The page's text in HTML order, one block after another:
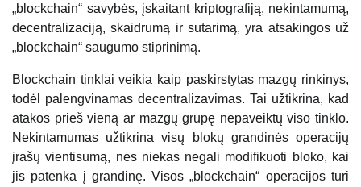
„blockchain“ savybės, įskaitant kriptografiją, nekintamumą,
decentralizaciją, skaidrumą ir sutarimą, yra atsakingos už
„blockchain“ saugumo stiprinimą.
Blockchain tinklai veikia kaip paskirstytas mazgų rinkinys,
todėl palengvinamas decentralizavimas. Tai užtikrina, kad
atakos prieš vieną ar mazgų grupę nepaveiktų viso tinklo.
Nekintamumas užtikrina visų blokų grandinės operacijų
įrašų vientisumą, nes niekas negali modifikuoti bloko, kai
jis patenka į grandinę. Visos „blockchain“ operacijos turi